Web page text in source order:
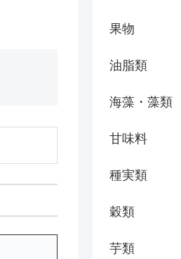
果物
油脂類
海藻・藻類
甘味料
種実類
穀類
芋類